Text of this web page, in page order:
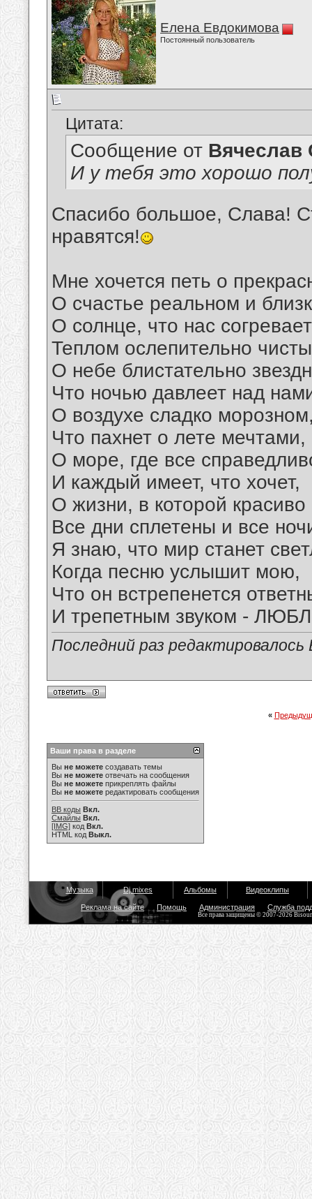
Елена Евдокимова
Постоянный пользователь
Цитата:
Сообщение от Вячеслав
И у тебя это хорошо
Спасибо большое, Слава!
нравятся!
Мне хочется петь о
О счастье реальном и
О солнце, что нас согревает
Теплом ослепительно
О небе блистательно
Что ночью давлеет над
О воздухе сладко
Что пахнет о лете мечтами,
О море, где все
И каждый имеет, что хочет,
О жизни, в которой красиво
Все дни сплетены и все
Я знаю, что мир станет
Когда песню услышит мою,
Что он встрепенется
И трепетным звуком -
Последний раз
«
Ваши права в разделе
Вы не можете создавать темы
Вы не можете отвечать на сообщения
Вы не можете прикреплять файлы
Вы не можете редактировать сообщения
BB коды Вкл.
Смайлы Вкл.
[IMG] код Вкл.
HTML код Выкл.
Музыка Dj mixes Альбомы Видеоклипы
Реклама на сайте Помощь Администрация Служба
Все права защищены © 2007-2026